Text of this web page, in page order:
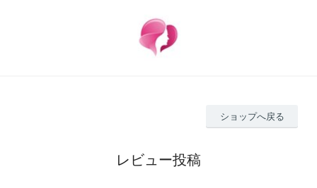
ショップへ戻る
レビュー投稿